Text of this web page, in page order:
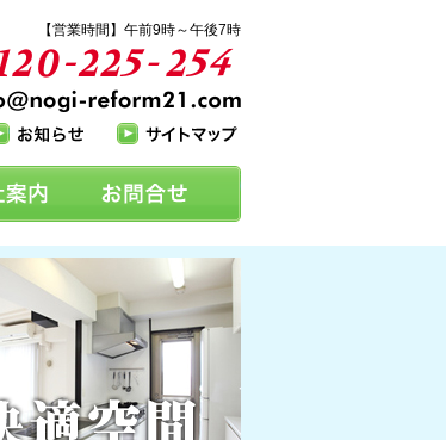
【営業時間】午前9時～午後7時